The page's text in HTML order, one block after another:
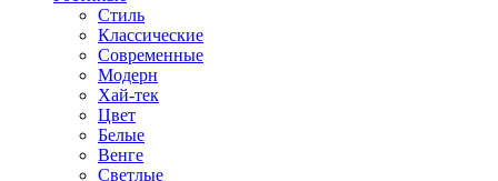
Стиль
Классические
Современные
Модерн
Хай-тек
Цвет
Белые
Венге
Светлые